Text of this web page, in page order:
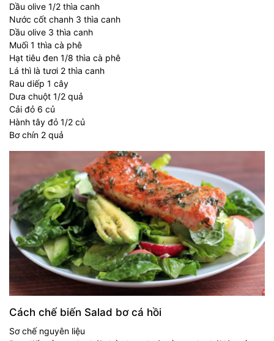
Dầu olive 1/2 thìa canh
Nước cốt chanh 3 thìa canh
Dầu olive 3 thìa canh
Muối 1 thìa cà phê
Hạt tiêu đen 1/8 thìa cà phê
Lá thì là tươi 2 thìa canh
Rau diếp 1 cây
Dưa chuột 1/2 quả
Cải đỏ 6 củ
Hành tây đỏ 1/2 củ
Bơ chín 2 quả
Cách chế biến Salad bơ cá hồi
Sơ chế nguyên liệu